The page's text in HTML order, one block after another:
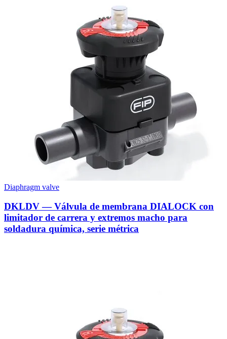
Diaphragm valve
DKLDV — Válvula de membrana DIALOCK con
limitador de carrera y extremos macho para
soldadura química, serie métrica